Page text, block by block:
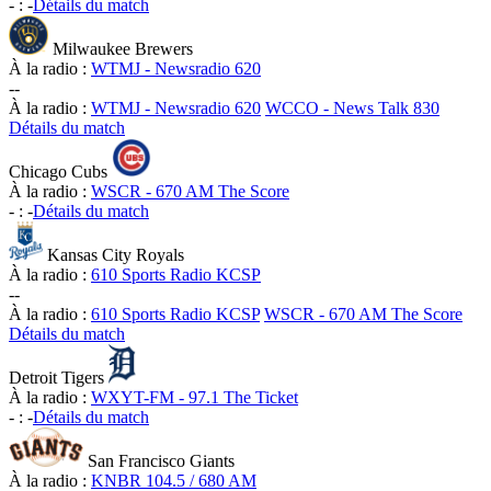
- : - Détails du match
Milwaukee Brewers
À la radio : WTMJ - Newsradio 620
--
À la radio : WTMJ - Newsradio 620 WCCO - News Talk 830
Détails du match
Chicago Cubs
À la radio : WSCR - 670 AM The Score
- : -Détails du match
Kansas City Royals
À la radio : 610 Sports Radio KCSP
--
À la radio : 610 Sports Radio KCSP WSCR - 670 AM The Score
Détails du match
Detroit Tigers
À la radio : WXYT-FM - 97.1 The Ticket
- : -Détails du match
San Francisco Giants
À la radio : KNBR 104.5 / 680 AM